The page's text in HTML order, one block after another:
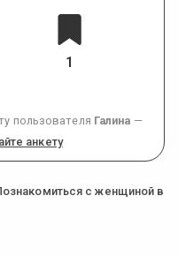
1
пользователя Галина —
анкету
с женщиной в